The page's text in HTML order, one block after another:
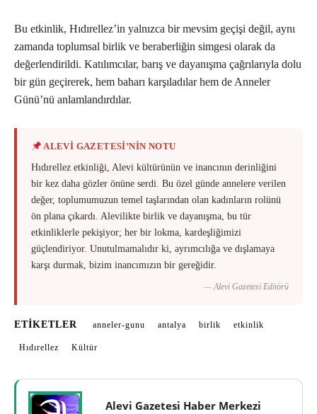
Bu etkinlik, Hıdırellez’in yalnızca bir mevsim geçişi değil, aynı
zamanda toplumsal birlik ve beraberliğin simgesi olarak da
değerlendirildi. Katılımcılar, barış ve dayanışma çağrılarıyla dolu
bir gün geçirerek, hem baharı karşıladılar hem de Anneler
Günü’nü anlamlandırdılar.
ALEVİ GAZETESİ’NİN NOTU
Hıdırellez etkinliği, Alevi kültürünün ve inancının derinliğini
bir kez daha gözler önüne serdi. Bu özel günde annelere verilen
değer, toplumumuzun temel taşlarından olan kadınların rolünü
ön plana çıkardı. Alevilikte birlik ve dayanışma, bu tür
etkinliklerle pekişiyor; her bir lokma, kardeşliğimizi
güçlendiriyor. Unutulmamalıdır ki, ayrımcılığa ve dışlamaya
karşı durmak, bizim inancımızın bir gereğidir.
— Alevi Gazetesi Editörü
ETIKETLER anneler-gunu antalya birlik etkinlik
Hıdırellez Kültür
Alevi Gazetesi Haber Merkezi